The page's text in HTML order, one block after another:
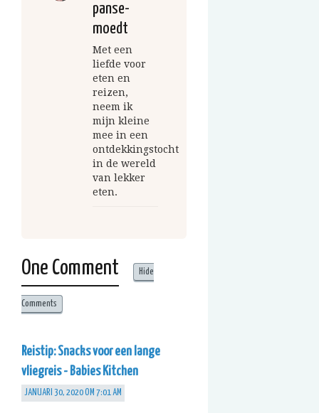
panse-
moedt
Met een
liefde voor
eten en
reizen,
neem ik
mijn kleine
mee in een
ontdekkingstocht
in de wereld
van lekker
eten.
One Comment Hide
Comments
Reistip: Snacks voor een lange
vliegreis - Babies Kitchen
JANUARI 30, 2020 OM 7:01 AM